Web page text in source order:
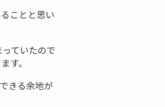
ことと思い
ていたので
す。
きる余地が